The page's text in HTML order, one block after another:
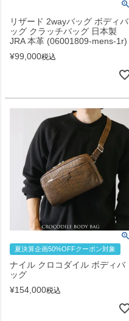
リザード 2wayバッグ ボディバ
ッグ クラッチバッグ 日本製
JRA 本革 (06001809-mens-1r)
¥99,000税込
夏決算企画50%OFFクーポン対象
ナイル クロコダイル ボディバ
ッグ
¥154,000税込